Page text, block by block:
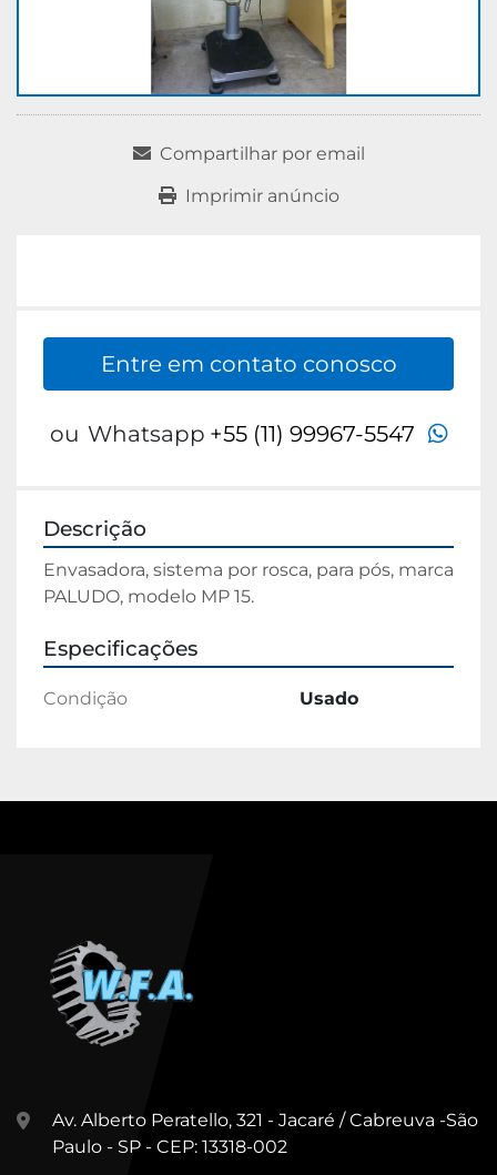
Compartilhar por email
Imprimir anúncio
Entre em contato conosco
ou Whatsapp +55 (11) 99967-5547
Descrição
Envasadora, sistema por rosca, para pós, marca
PALUDO, modelo MP 15.
Especificações
Condição Usado
Av. Alberto Peratello, 321 - Jacaré / Cabreuva -São
Paulo - SP - CEP: 13318-002